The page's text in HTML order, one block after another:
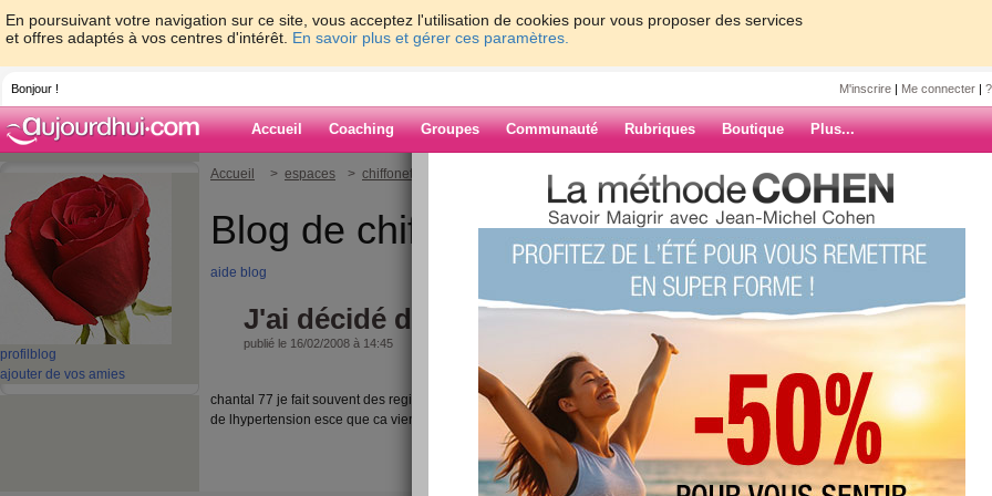
En poursuivant votre navigation sur ce site, vous acceptez l'utilisation de cookies pour vous proposer des services
et offres adaptés à vos centres d'intérêt. En savoir plus et gérer ces paramètres.
Bonjour ! M'inscrire | Me connecter |
Accueil Coaching Groupes Communauté Rubriques Boutique Plus...
profil blog
ajouter de vos amies
Accueil > espaces > chiffonette > J'ai décidé de mincir
Blog de chiffonette
aide blog
J'ai décidé de mincir
publié le 16/02/2008 à 14:45
chantal 77 je fait souvent des regimes je fait tres attention a ce que je mange je fait
de lhypertension esce que ca vient de la???
(4) commentaires
ARCHIVES